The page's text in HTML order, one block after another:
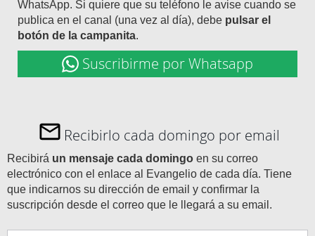
WhatsApp. Si quiere que su teléfono le avise cuando se
publica en el canal (una vez al día), debe pulsar el
botón de la campanita.
Suscribirme por Whatsapp
Recibirlo cada domingo por email
Recibirá un mensaje cada domingo en su correo
electrónico con el enlace al Evangelio de cada día. Tiene
que indicarnos su dirección de email y confirmar la
suscripción desde el correo que le llegará a su email.